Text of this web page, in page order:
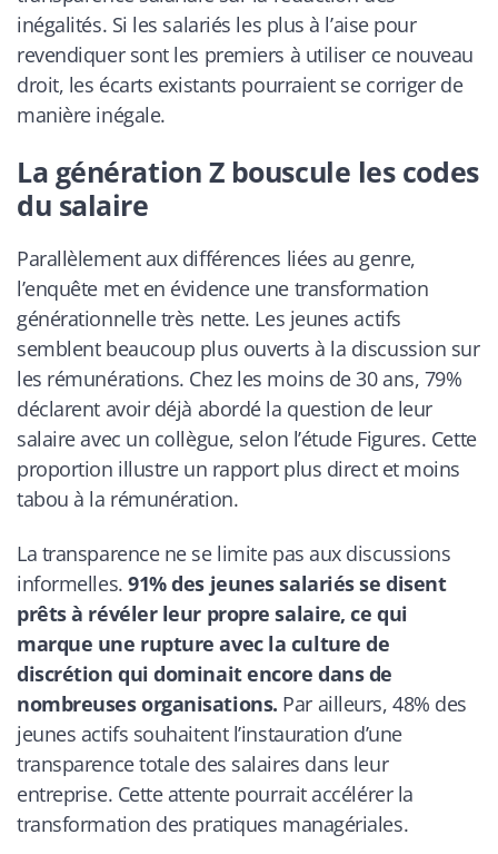
inégalités. Si les salariés les plus à l’aise pour
revendiquer sont les premiers à utiliser ce nouveau
droit, les écarts existants pourraient se corriger de
manière inégale.
La génération Z bouscule les codes
du salaire
Parallèlement aux différences liées au genre,
l’enquête met en évidence une transformation
générationnelle très nette. Les jeunes actifs
semblent beaucoup plus ouverts à la discussion sur
les rémunérations. Chez les moins de 30 ans, 79%
déclarent avoir déjà abordé la question de leur
salaire avec un collègue, selon l’étude Figures. Cette
proportion illustre un rapport plus direct et moins
tabou à la rémunération.
La transparence ne se limite pas aux discussions
informelles.91% des jeunes salariés se disent
prêts à révéler leur propre salaire, ce qui
marque une rupture avec la culture de
discrétion qui dominait encore dans de
nombreuses organisations. Par ailleurs, 48% des
jeunes actifs souhaitent l’instauration d’une
transparence totale des salaires dans leur
entreprise. Cette attente pourrait accélérer la
transformation des pratiques managériales.